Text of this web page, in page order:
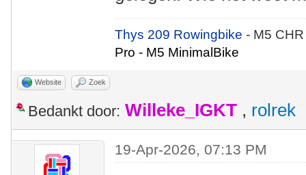
Thys 209 Rowingbike- M5
Pro - M5 MinimalBike
Website Zoek
Bedankt door: Willeke_IGKT , rolrek
19-Apr-2026, 07:13 PM